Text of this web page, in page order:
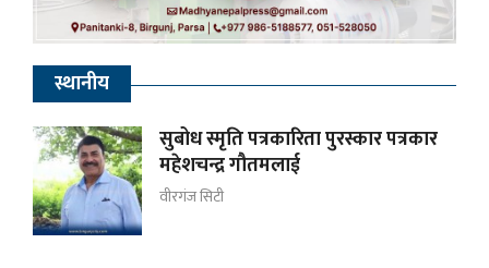
स्थानीय
सुबोध स्मृति पत्रकारिता पुरस्कार पत्रकार
महेशचन्द्र गौतमलाई
वीरगंज सिटी